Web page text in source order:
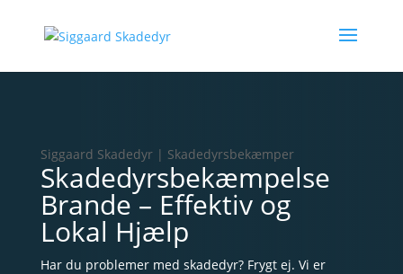
Siggaard Skadedyr | Skadedyrsbekæmper
Skadedyrsbekæmpelse
Brande – Effektiv og
Lokal Hjælp
Har du problemer med skadedyr? Frygt ej. Vi er